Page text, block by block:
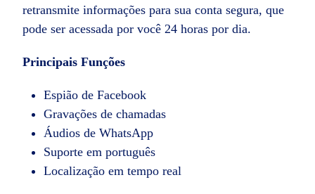
retransmite informações para sua conta segura, que
pode ser acessada por você 24 horas por dia.
Principais Funções
Espião de Facebook
Gravações de chamadas
Áudios de WhatsApp
Suporte em português
Localização em tempo real